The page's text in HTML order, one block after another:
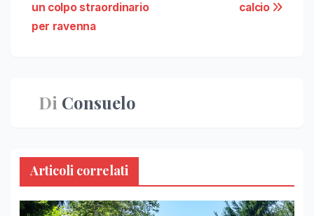
calcio
un colpo straordinario
per ravenna
Di Consuelo
Articoli correlati